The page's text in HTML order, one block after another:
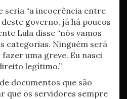
seria “a incoerência entre
governo, já há poucos
Lula disse “nós vamos
categorias. Ninguém será
uma greve. Eu nasci
legítimo.”
documentos que são
que os servidores sempre